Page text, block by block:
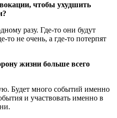
чтобы ухудшить
разу. Где-то они будут
то не очень, а где-то потерпят
жизни больше всего
Будет много событий именно
и участвовать именно в